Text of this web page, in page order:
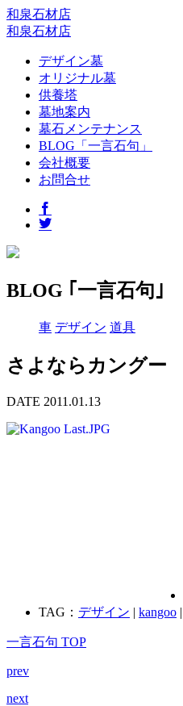
和泉石材店
和泉石材店
デザイン墓
オリジナル墓
供養塔
墓地案内
墓石メンテナンス
BLOG「一言石句」
会社概要
お問合せ
BLOG ｢一言石句｣
車 デザイン 道具
さよならカングー
DATE 2011.01.13
TAG： デザイン | kangoo |
一言石句 TOP
prev
next